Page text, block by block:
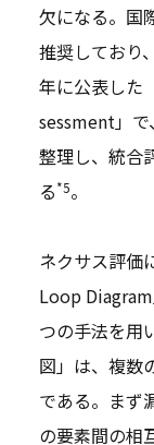
欠になる。国
推奨しており
年に公表した
sessment」
整理し、統合
る*5。
ネクサス評価
Loop
つの手法を用
図」は、複数
である。まず
の要素間の相